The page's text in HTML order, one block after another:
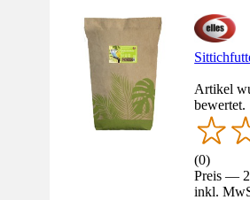
Artikel
bewertet.
(0)
Preis —
inkl.